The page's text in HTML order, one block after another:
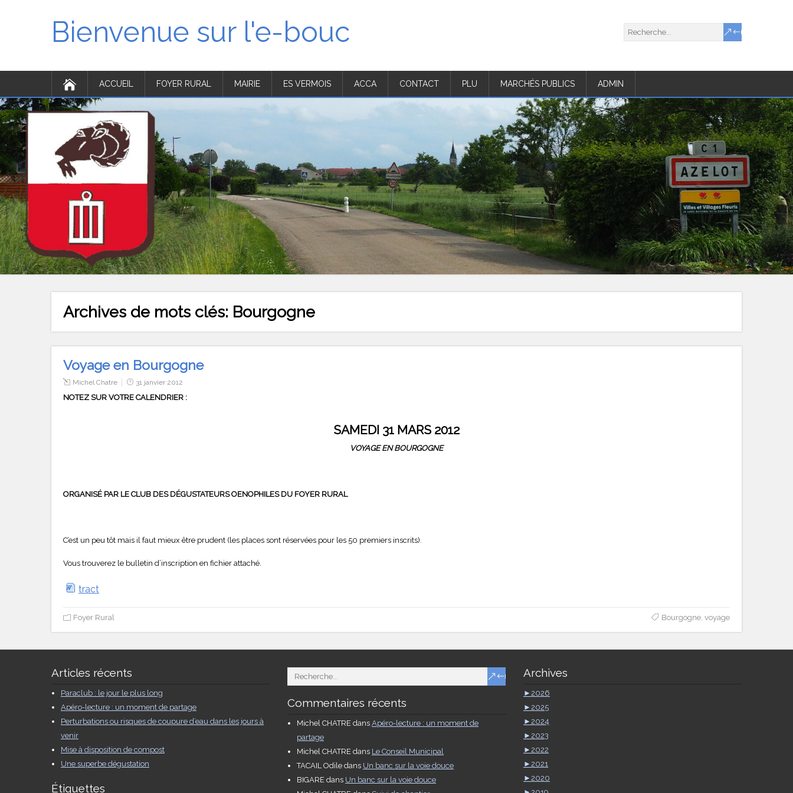
Bienvenue sur l'e-bouc
ACCUEIL FOYER RURAL MAIRIE ES VERMOIS ACCA CONTACT PLU MARCHÉS PUBLICS ADMIN
Archives de mots clés: Bourgogne
Voyage en Bourgogne
Michel Chatre 31 janvier 2012
NOTEZ SUR VOTRE CALENDRIER :
SAMEDI 31 MARS 2012
VOYAGE EN BOURGOGNE
ORGANISÉ PAR LE CLUB DES DÉGUSTATEURS OENOPHILES DU FOYER RURAL
C’est un peu tôt mais il faut mieux être prudent (les places sont réservées pour les 50 premiers inscrits).
Vous trouverez le bulletin d’inscription en fichier attaché.
tract
Foyer Rural Bourgogne, voyage
Articles récents
Paraclub : le jour le plus long
Apéro-lecture : un moment de partage
Perturbations ou risques de coupure d’eau dans les jours à
venir
Mise à disposition de compost
Une superbe dégustation
Étiquettes
Commentaires récents
Michel CHATRE dans Apéro-lecture : un moment de
partage
Michel CHATRE dans Le Conseil Municipal
TACAIL Odile dans Un banc sur la voie douce
BIGARE dans Un banc sur la voie douce
Archives
► 2026
► 2025
► 2024
► 2023
► 2022
► 2021
► 2020